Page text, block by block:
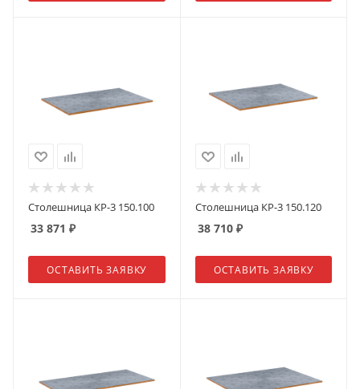
Столешница КР-3 150.100
33 871 ₽
ОСТАВИТЬ ЗАЯВКУ
Столешница КР-3 150.120
38 710₽
ОСТАВИТЬ ЗАЯВКУ